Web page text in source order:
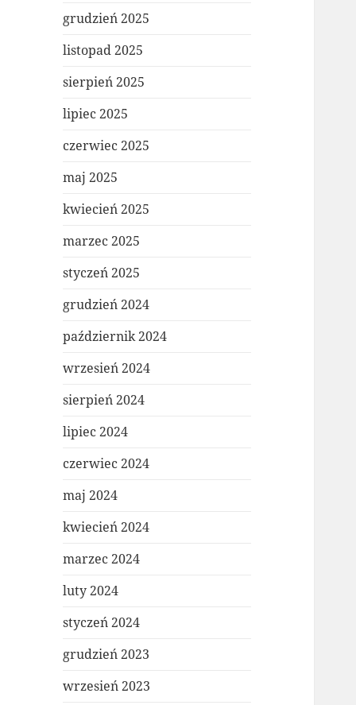
grudzień 2025
listopad 2025
sierpień 2025
lipiec 2025
czerwiec 2025
maj 2025
kwiecień 2025
marzec 2025
styczeń 2025
grudzień 2024
październik 2024
wrzesień 2024
sierpień 2024
lipiec 2024
czerwiec 2024
maj 2024
kwiecień 2024
marzec 2024
luty 2024
styczeń 2024
grudzień 2023
wrzesień 2023